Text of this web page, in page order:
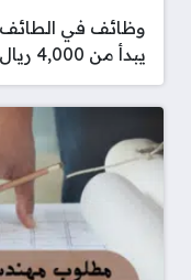
وظائف في الطائف
يبدأ من 4,000 ريال